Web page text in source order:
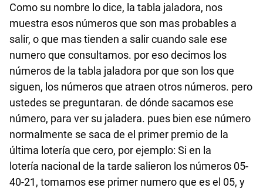
Como su nombre lo dice, la tabla jaladora, nos
muestra esos númerosque son mas probables a
salir, o que mas tienden a salir cuando sale ese
numero que consultamos. por eso decimos los
númerosde la tabla jaladora por que son los que
siguen, los númerosque atraen otros números. pero
ustedes se preguntaran. de dónde sacamos ese
número, para ver su jaladera. pues bien ese número
normalmente se saca de el primer premio de la
última lotería que cero, por ejemplo: Si en la
lotería nacional de la tarde salieron los números 05-
40-21, tomamos ese primer numero que es el 05, y